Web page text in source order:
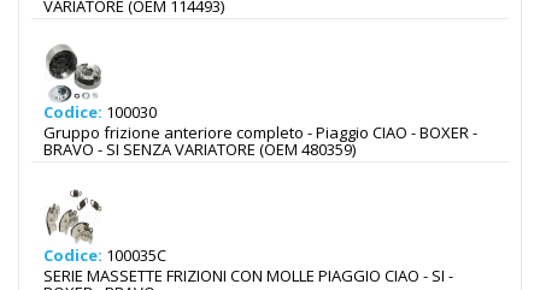
VARIATORE (OEM 114493)
Codice: 100030
Gruppo frizione anteriore completo - Piaggio CIAO - BOXER -
BRAVO - SI SENZA VARIATORE (OEM 480359)
Codice: 100035C
SERIE MASSETTE FRIZIONI CON MOLLE PIAGGIO CIAO - SI -